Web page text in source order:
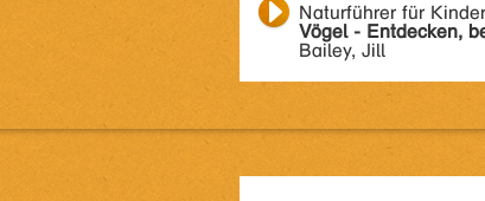
Naturführer für Kinder
Vögel - Entdecken,
Bailey, Jill